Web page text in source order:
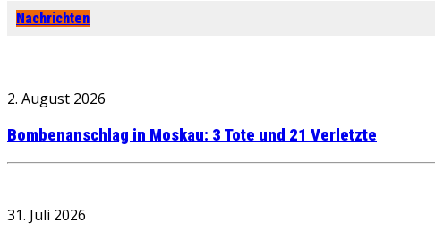
Nachrichten
2. August 2026
Bombenanschlag in Moskau: 3 Tote und 21 Verletzte
31. Juli 2026